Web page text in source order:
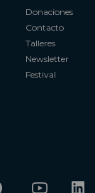
Donaciones
Contacto
Talleres
Newsletter
Festival